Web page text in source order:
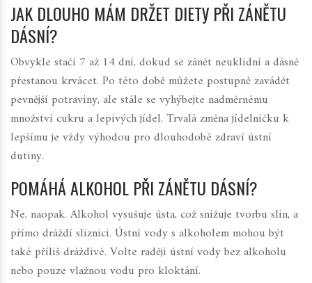
JAK DLOUHO MÁM DRŽET DIЕТУ PŘI ZÁNĚTU
DÁSNÍ?
Obvykle stačí 7 až 14 dní, dokud se zánět neuklidní a dásně
přestanou krvácet. Po této době můžete postupně zavádět
pevnější potraviny, ale stále se vyhýbejte nadměrnému
množství cukru a lepivých jídel. Trvalá změna jídelníčku k
lepšímu je vždy výhodou pro dlouhodobé zdraví ústní
dutiny.
POMÁHÁ ALKOHOL PŘI ZÁNĚTU DÁSNÍ?
Ne, naopak. Alkohol vysušuje ústa, což snižuje tvorbu slin, a
přímo dráždí sliznici. Ústní vody s alkoholem mohou být
také příliš dráždivé. Volte raději ústní vody bez alkoholu
nebo pouze vlažnou vodu pro kloktání.